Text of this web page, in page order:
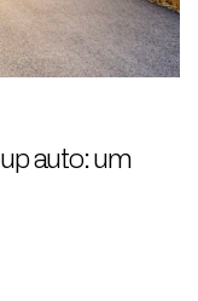
up auto: um